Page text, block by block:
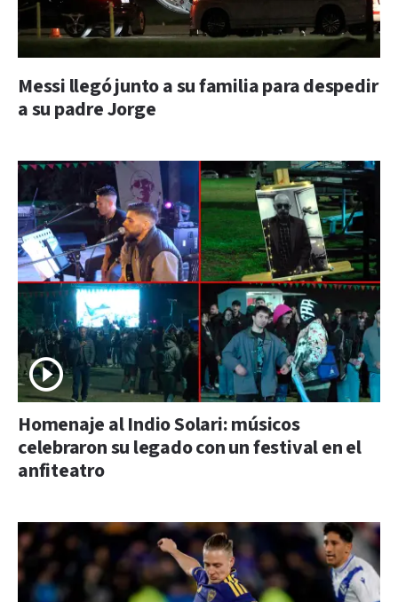
Messi llegó junto a su familia para despedir
a su padre Jorge
Homenaje al Indio Solari: músicos
celebraron su legado con un festival en el
anfiteatro